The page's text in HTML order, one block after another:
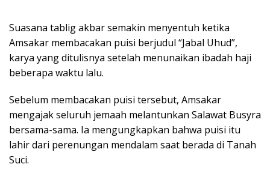
Suasana tablig akbar semakin menyentuh ketika
Amsakar membacakan puisi berjudul “Jabal Uhud”,
karya yang ditulisnya setelah menunaikan ibadah haji
beberapa waktu lalu.
Sebelum membacakan puisi tersebut, Amsakar
mengajak seluruh jemaah melantunkan Salawat Busyra
bersama-sama. Ia mengungkapkan bahwa puisi itu
lahir dari perenungan mendalam saat berada di Tanah
Suci.